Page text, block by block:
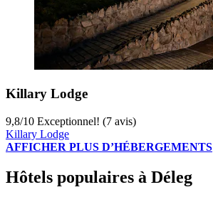
Killary Lodge
9,8/10 Exceptionnel! (7 avis)
Killary Lodge
AFFICHER PLUS D’HÉBERGEMENTS
Hôtels populaires à Déleg